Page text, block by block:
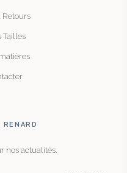
Retours
Tailles
nos actualités.